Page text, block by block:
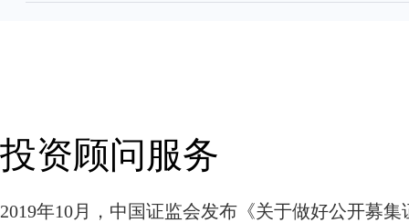
投资顾问服务
2019年10月，中国证监会发布《关于做好公开募